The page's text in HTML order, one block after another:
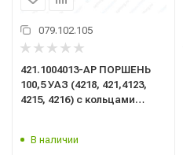
079.102.105
421.1004013-АР ПОРШЕНЬ
100,5 УАЗ (4218, 421,4123,
4215, 4216) с кольцами
В наличии